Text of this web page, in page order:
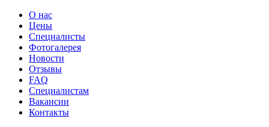
О нас
Цены
Специалисты
Фотогалерея
Новости
Отзывы
FAQ
Специалистам
Вакансии
Контакты